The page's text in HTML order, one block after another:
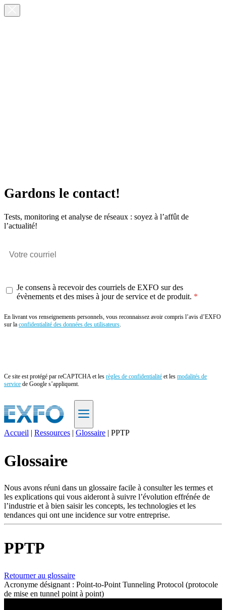
Gardons le contact!
Tests, monitoring et analyse de réseaux : soyez à l’affût de
l’actualité!
Je consens à recevoir des courriels de EXFO sur des
évènements et des mises à jour de service et de produit.
En livrant vos renseignements personnels, vous reconnaissez avoir compris l’avis d’EXFO
sur la confidentialité des données des utilisateurs.
Ce site est protégé par reCAPTCHA et les règles de confidentialité et les modalités de
service de Google s’appliquent.
Produits
Soutien
Services
Acheter
Ressources
nous
S'enregistrer
Entreprise
Accueil | Ressources | Glossaire | PPTP
Glossaire
Nous avons réuni dans un glossaire facile à consulter les termes et
les explications qui vous aideront à suivre l’évolution effrénée de
l’industrie et à bien saisir les concepts, les technologies et les
tendances qui ont une incidence sur votre entreprise.
PPTP
Retourner au glossaire
Acronyme désignant : Point-to-Point Tunneling Protocol (protocole
de mise en tunnel point à point)